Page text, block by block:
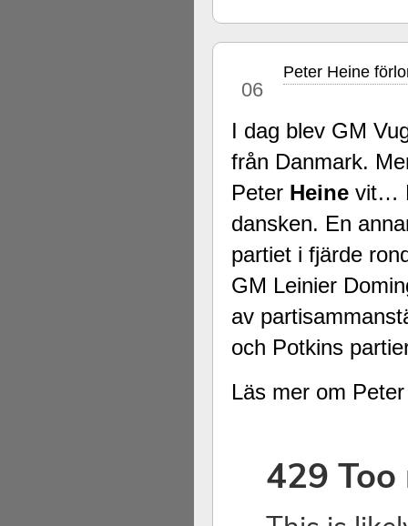
06
Peter Heine
I dag blev GM
från Danmark.
Peter Heine vit…
dansken. En
partiet i fjärde
GM Leinier
av
och Potkins
Läs mer om